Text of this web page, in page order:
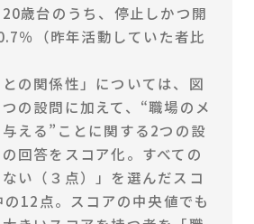
歳台のうち、停止しかつ開
％（昨年活動していた者比
の関係性」については、図
の設問に加えて、“職場のメ
える”ことに関する2つの設
回答をスコア化。すべての
い（３点）」を選んだスコ
12点。スコアの中央値でも